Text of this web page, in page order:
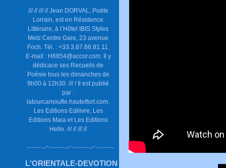
/// // /// // Jean DORVAL, Poète
Lorrain, est en Résidence
Littéraire, à l’Hôtel IBIS Styles
Metz Centre Gare, 23 avenue
Foch. Tél. : +33.3.87.66.81.11.
E-mail : H6854@accor.com. Il y
dédicace ses Recueils de
Poésie tous les dimanches de
9h00 à 12h30. /// / Il est publié
par :
latourcamoufle.hautetfort.com,
Les Editions Edilivre, Les
Editions Maia et Les Editions
Hello. /// // /// //
L'ORIENTALE-DEVOTION